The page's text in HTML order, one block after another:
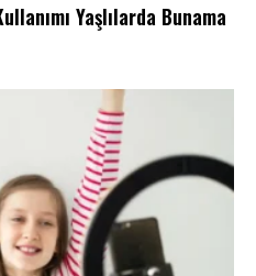
Yaşlılarda Bunama